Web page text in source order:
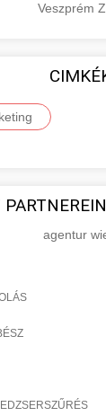
Veszprém
agentur